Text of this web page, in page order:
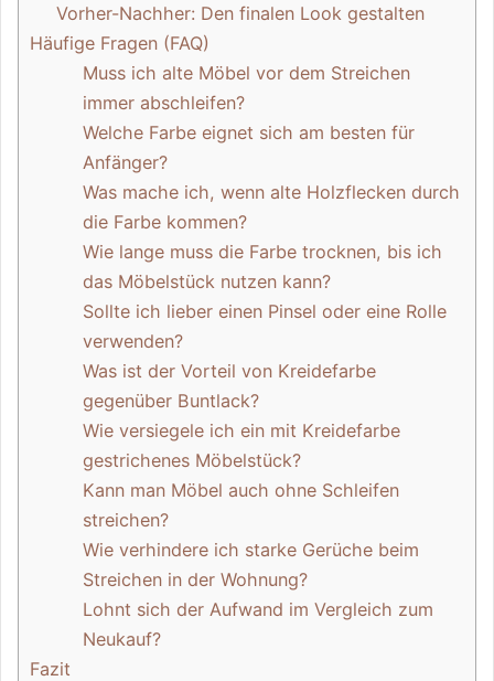
Vorher-Nachher: Den finalen Look gestalten
Häufige Fragen (FAQ)
Muss ich alte Möbel vor dem Streichen
immer abschleifen?
Welche Farbe eignet sich am besten für
Anfänger?
Was mache ich, wenn alte Holzflecken durch
die Farbe kommen?
Wie lange muss die Farbe trocknen, bis ich
das Möbelstück nutzen kann?
Sollte ich lieber einen Pinsel oder eine Rolle
verwenden?
Was ist der Vorteil von Kreidefarbe
gegenüber Buntlack?
Wie versiegele ich ein mit Kreidefarbe
gestrichenes Möbelstück?
Kann man Möbel auch ohne Schleifen
streichen?
Wie verhindere ich starke Gerüche beim
Streichen in der Wohnung?
Lohnt sich der Aufwand im Vergleich zum
Neukauf?
Fazit